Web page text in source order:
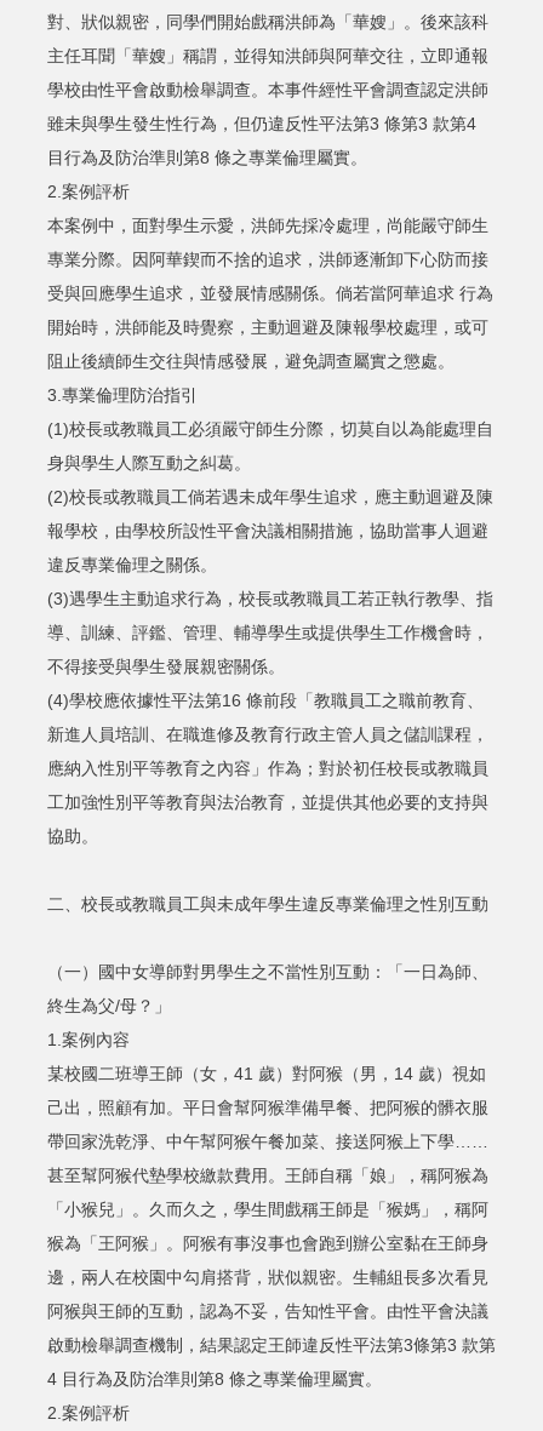
對、狀似親密，同學們開始戲稱洪師為「華嫂」。後來該科
主任耳聞「華嫂」稱謂，並得知洪師與阿華交往，立即通報
學校由性平會啟動檢舉調查。本事件經性平會調查認定洪師
雖未與學生發生性行為，但仍違反性平法第3 條第3 款第4
目行為及防治準則第8 條之專業倫理屬實。
2.案例評析
本案例中，面對學生示愛，洪師先採冷處理，尚能嚴守師生
專業分際。因阿華鍥而不捨的追求，洪師逐漸卸下心防而接
受與回應學生追求，並發展情感關係。倘若當阿華追求 行為
開始時，洪師能及時覺察，主動迴避及陳報學校處理，或可
阻止後續師生交往與情感發展，避免調查屬實之懲處。
3.專業倫理防治指引
(1)校長或教職員工必須嚴守師生分際，切莫自以為能處理自
身與學生人際互動之糾葛。
(2)校長或教職員工倘若遇未成年學生追求，應主動迴避及陳
報學校，由學校所設性平會決議相關措施，協助當事人迴避
違反專業倫理之關係。
(3)遇學生主動追求行為，校長或教職員工若正執行教學、指
導、訓練、評鑑、管理、輔導學生或提供學生工作機會時，
不得接受與學生發展親密關係。
(4)學校應依據性平法第16 條前段「教職員工之職前教育、
新進人員培訓、在職進修及教育行政主管人員之儲訓課程，
應納入性別平等教育之內容」作為；對於初任校長或教職員
工加強性別平等教育與法治教育，並提供其他必要的支持與
協助。
二、校長或教職員工與未成年學生違反專業倫理之性別互動
（一）國中女導師對男學生之不當性別互動：「一日為師、
終生為父/母？」
1.案例內容
某校國二班導王師（女，41 歲）對阿猴（男，14 歲）視如
己出，照顧有加。平日會幫阿猴準備早餐、把阿猴的髒衣服
帶回家洗乾淨、中午幫阿猴午餐加菜、接送阿猴上下學……
甚至幫阿猴代墊學校繳款費用。王師自稱「娘」，稱阿猴為
「小猴兒」。久而久之，學生間戲稱王師是「猴媽」，稱阿
猴為「王阿猴」。阿猴有事沒事也會跑到辦公室黏在王師身
邊，兩人在校園中勾肩搭背，狀似親密。生輔組長多次看見
阿猴與王師的互動，認為不妥，告知性平會。由性平會決議
啟動檢舉調查機制，結果認定王師違反性平法第3條第3 款第
4 目行為及防治準則第8 條之專業倫理屬實。
2.案例評析